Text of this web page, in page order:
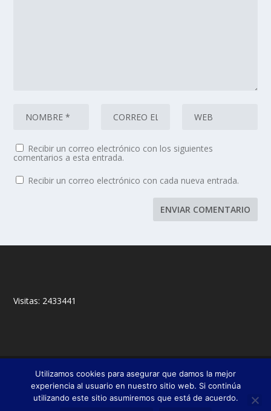
Recibir un correo electrónico con los siguientes
comentarios a esta entrada.
Recibir un correo electrónico con cada nueva entrada.
Visitas: 2433441
© 2018,Francisco Javier Fernández Chento & Mitxel
Olabuénaga|Zona privada
Esta web es una iniciativa privada de sus autores y no está relacionada con
Utilizamos cookies para asegurar que damos la mejor
experiencia al usuario en nuestro sitio web. Si continúa
utilizando este sitio asumiremos que está de acuerdo.